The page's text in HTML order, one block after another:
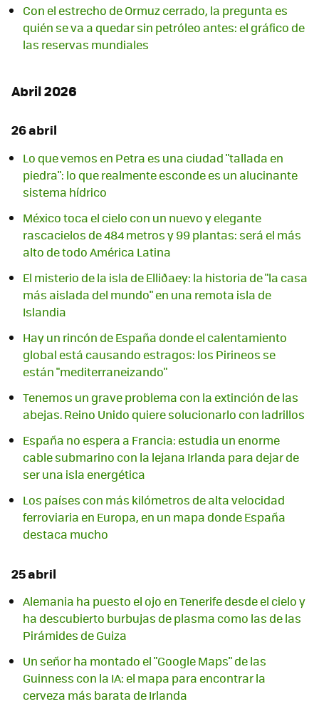
Con el estrecho de Ormuz cerrado, la pregunta es
quién se va a quedar sin petróleo antes: el gráfico de
las reservas mundiales
Abril 2026
26 abril
Lo que vemos en Petra es una ciudad "tallada en
piedra": lo que realmente esconde es un alucinante
sistema hídrico
México toca el cielo con un nuevo y elegante
rascacielos de 484 metros y 99 plantas: será el más
alto de todo América Latina
El misterio de la isla de Elliðaey: la historia de "la casa
más aislada del mundo" en una remota isla de
Islandia
Hay un rincón de España donde el calentamiento
global está causando estragos: los Pirineos se
están "mediterraneizando"
Tenemos un grave problema con la extinción de las
abejas. Reino Unido quiere solucionarlo con ladrillos
España no espera a Francia: estudia un enorme
cable submarino con la lejana Irlanda para dejar de
ser una isla energética
Los países con más kilómetros de alta velocidad
ferroviaria en Europa, en un mapa donde España
destaca mucho
25 abril
Alemania ha puesto el ojo en Tenerife desde el cielo y
ha descubierto burbujas de plasma como las de las
Pirámides de Guiza
Un señor ha montado el "Google Maps" de las
Guinness con la IA: el mapa para encontrar la
cerveza más barata de Irlanda